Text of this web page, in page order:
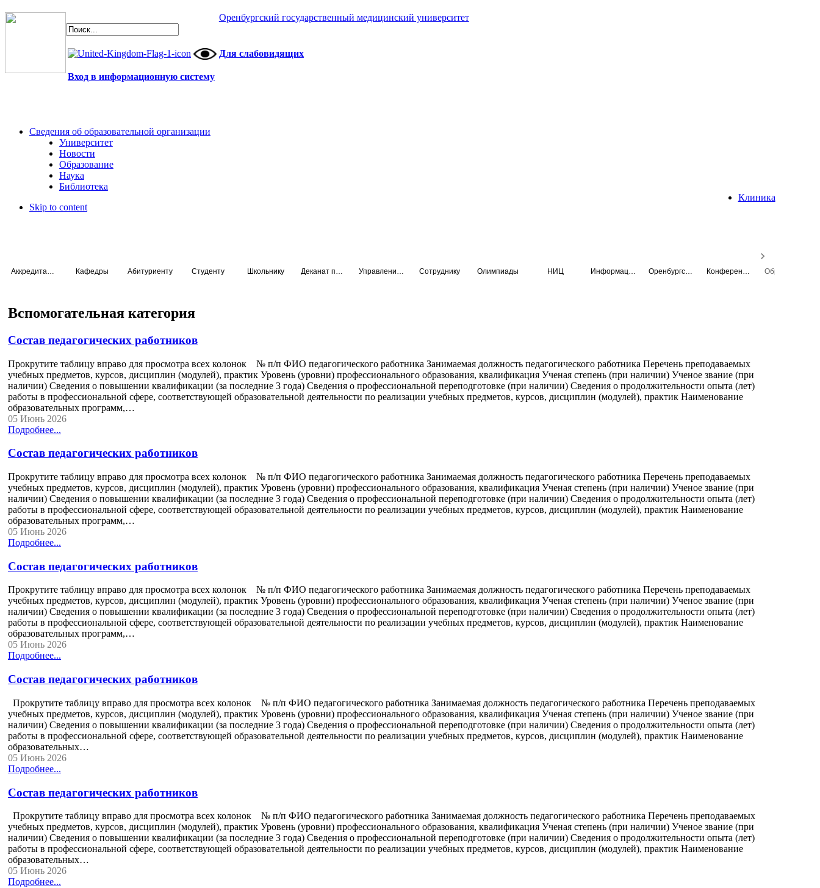
Оренбургский государственный медицинский университет
Для слабовидящих
Вход в информационную систему
Сведения об образовательной организации
Университет
Новости
Образование
Наука
Библиотека
Клиника
Skip to content
Кафедры Абитуриенту Студенту Школьнику Сотруднику Олимпиады НИЦ
Вспомогательная категория
Состав педагогических работников
Прокрутите таблицу вправо для просмотра всех колонок № п/п ФИО педагогического работника Занимаемая должность педагогического работника Перечень преподаваемых
учебных предметов, курсов, дисциплин (модулей), практик Уровень (уровни) профессионального образования, квалификация Ученая степень (при наличии) Ученое звание (при
наличии) Сведения о повышении квалификации (за последние 3 года) Сведения о профессиональной переподготовке (при наличии) Сведения о продолжительности опыта (лет)
работы в профессиональной сфере, соответствующей образовательной деятельности по реализации учебных предметов, курсов, дисциплин (модулей), практик Наименование
образовательных программ,…
05 Июнь 2026
Подробнее...
Состав педагогических работников
Прокрутите таблицу вправо для просмотра всех колонок № п/п ФИО педагогического работника Занимаемая должность педагогического работника Перечень преподаваемых
учебных предметов, курсов, дисциплин (модулей), практик Уровень (уровни) профессионального образования, квалификация Ученая степень (при наличии) Ученое звание (при
наличии) Сведения о повышении квалификации (за последние 3 года) Сведения о профессиональной переподготовке (при наличии) Сведения о продолжительности опыта (лет)
работы в профессиональной сфере, соответствующей образовательной деятельности по реализации учебных предметов, курсов, дисциплин (модулей), практик Наименование
образовательных программ,…
05 Июнь 2026
Подробнее...
Состав педагогических работников
Прокрутите таблицу вправо для просмотра всех колонок № п/п ФИО педагогического работника Занимаемая должность педагогического работника Перечень преподаваемых
учебных предметов, курсов, дисциплин (модулей), практик Уровень (уровни) профессионального образования, квалификация Ученая степень (при наличии) Ученое звание (при
наличии) Сведения о повышении квалификации (за последние 3 года) Сведения о профессиональной переподготовке (при наличии) Сведения о продолжительности опыта (лет)
работы в профессиональной сфере, соответствующей образовательной деятельности по реализации учебных предметов, курсов, дисциплин (модулей), практик Наименование
образовательных программ,…
05 Июнь 2026
Подробнее...
Состав педагогических работников
Прокрутите таблицу вправо для просмотра всех колонок № п/п ФИО педагогического работника Занимаемая должность педагогического работника Перечень преподаваемых
учебных предметов, курсов, дисциплин (модулей), практик Уровень (уровни) профессионального образования, квалификация Ученая степень (при наличии) Ученое звание (при
наличии) Сведения о повышении квалификации (за последние 3 года) Сведения о профессиональной переподготовке (при наличии) Сведения о продолжительности опыта (лет)
работы в профессиональной сфере, соответствующей образовательной деятельности по реализации учебных предметов, курсов, дисциплин (модулей), практик Наименование
образовательных…
05 Июнь 2026
Подробнее...
Состав педагогических работников
Прокрутите таблицу вправо для просмотра всех колонок № п/п ФИО педагогического работника Занимаемая должность педагогического работника Перечень преподаваемых
учебных предметов, курсов, дисциплин (модулей), практик Уровень (уровни) профессионального образования, квалификация Ученая степень (при наличии) Ученое звание (при
наличии) Сведения о повышении квалификации (за последние 3 года) Сведения о профессиональной переподготовке (при наличии) Сведения о продолжительности опыта (лет)
работы в профессиональной сфере, соответствующей образовательной деятельности по реализации учебных предметов, курсов, дисциплин (модулей), практик Наименование
образовательных…
05 Июнь 2026
Подробнее...